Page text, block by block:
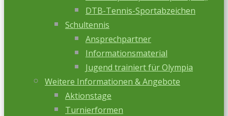
DTB-Tennis-Sportabzeichen
Schultennis
Ansprechpartner
Informationsmaterial
Jugend trainiert für Olympia
Weitere Informationen & Angebote
Aktionstage
Turnierformen